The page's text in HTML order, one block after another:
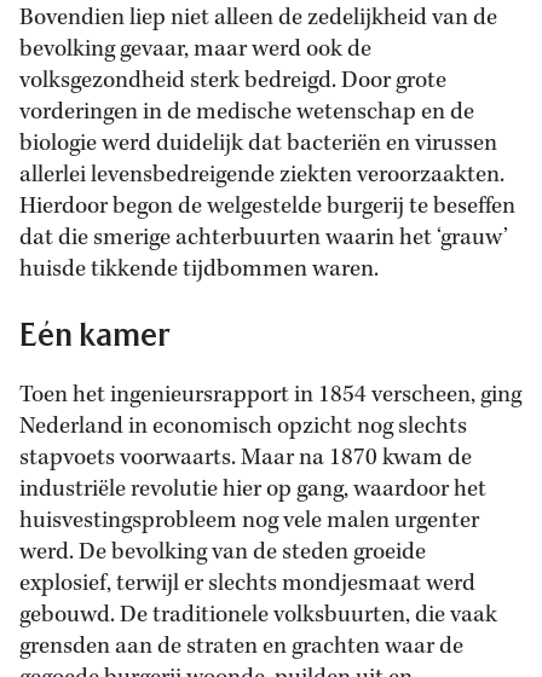
Bovendien liep niet alleen de zedelijkheid van de
bevolking gevaar, maar werd ook de
volksgezondheid sterk bedreigd. Door grote
vorderingen in de medische wetenschap en de
biologie werd duidelijk dat bacteriën en virussen
allerlei levensbedreigende ziekten veroorzaakten.
Hierdoor begon de welgestelde burgerij te beseffen
dat die smerige achterbuurten waarin het ‘grauw’
huisde tikkende tijdbommen waren.
Eén kamer
Toen het ingenieursrapport in 1854 verscheen, ging
Nederland in economisch opzicht nog slechts
stapvoets voorwaarts. Maar na 1870 kwam de
industriële revolutie hier op gang, waardoor het
huisvestingsprobleem nog vele malen urgenter
werd. De bevolking van de steden groeide
explosief, terwijl er slechts mondjesmaat werd
gebouwd. De traditionele volksbuurten, die vaak
grensden aan de straten en grachten waar de